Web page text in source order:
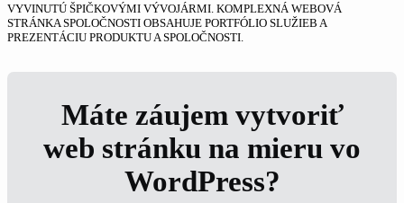
VYVINUTÚ ŠPIČKOVÝMI VÝVOJÁRMI. KOMPLEXNÁ WEBOVÁ
STRÁNKA SPOLOČNOSTI OBSAHUJE PORTFÓLIO SLUŽIEB A
PREZENTÁCIU PRODUKTU A SPOLOČNOSTI.
Máte záujem vytvoriť
web stránku na mieru vo
WordPress?